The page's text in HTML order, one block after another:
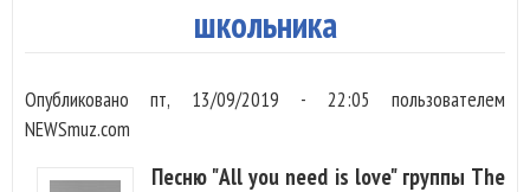
школьника
Опубликованопт, 13/09/2019 - 22:05 пользователем
NEWSmuz.com
Песню "All you need is love" группы The